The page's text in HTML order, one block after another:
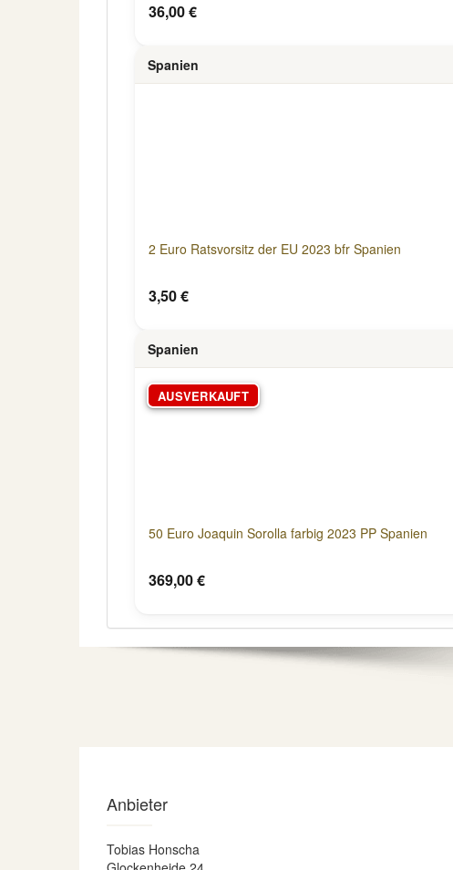
36,00 €
Spanien
2 Euro Ratsvorsitz der EU 2023 bfr Spanien
3,50 €
Spanien
AUSVERKAUFT
50 Euro Joaquin Sorolla farbig 2023 PP Spanien
369,00 €
Anbieter
Tobias Honscha